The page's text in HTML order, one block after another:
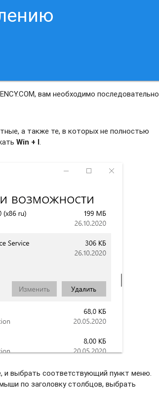
вам необходимо последовательно
а также те, в которых не полностью
Win + I
выбрать соотвeтствующий пункт меню.
по заголовку столбцов, выбрать